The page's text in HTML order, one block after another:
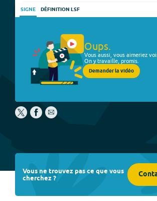
SIGNE DÉFINITION LSF
Oups.
Vous aussi, vous aimeriez
On y travaille, promis.
Demander la vidéo
Vous ne trouvez pas ce que vous
cherchez ?